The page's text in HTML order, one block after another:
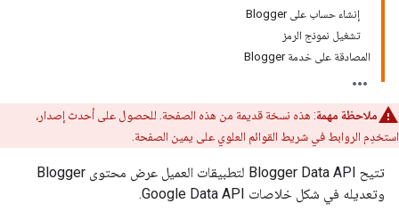
إنشاء حساب على Blogger
تشغيل نموذج الرمز
المصادقة على خدمة Blogger
ملاحظة مهمة: هذه نسخة قديمة من هذه الصفحة. للحصول على أحدث إصدار،
استخدِم الروابط في شريط القوائم العلوي على يمين الصفحة.
تتيح Blogger Data API لتطبيقات العميل عرض محتوى Blogger
وتعديله في شكل خلاصات Google Data API.